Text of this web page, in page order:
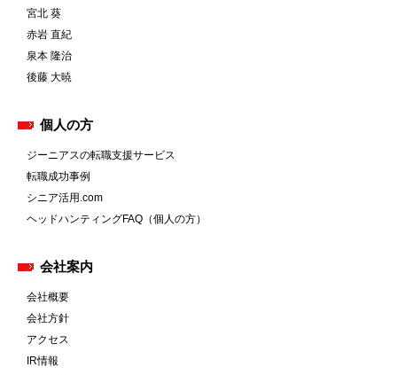
宮北 葵
赤岩 直紀
泉本 隆治
後藤 大暁
個人の方
ジーニアスの転職支援サービス
転職成功事例
シニア活用.com
ヘッドハンティングFAQ（個人の方）
会社案内
会社概要
会社方針
アクセス
IR情報